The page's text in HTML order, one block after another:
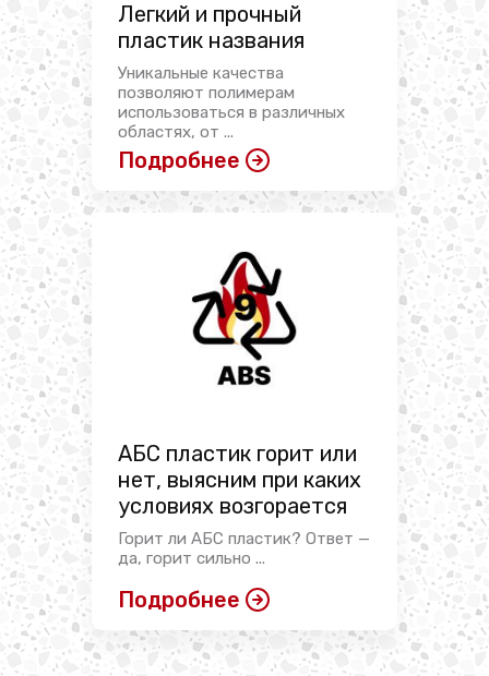
Легкий и прочный
пластик названия
Уникальные качества
позволяют полимерам
использоваться в различных
областях, от ...
Подробнее
АБС пластик горит или
нет, выясним при каких
условиях возгорается
Горит ли АБС пластик? Ответ —
да, горит сильно ...
Подробнее